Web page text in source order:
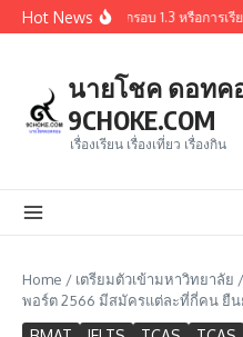
Skip to content
Hot News
สรุปผู้ผ่านการคัดเลือกรอบ 1.3 หรือการเ
นายโชค ดอทค
9CHOKE.COM
เรื่องเรียน เรื่องเที่ยว เรื่องกิน
Home / เตรียมตัวเข้ามหาวิทยาลัย /
พอร์ต 2566 มีสมัครแต่ละที่กี่คน ยื